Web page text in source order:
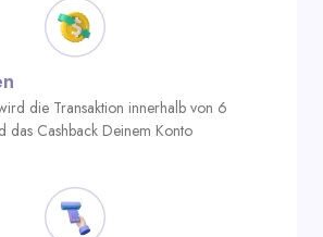
die Transaktion innerhalb von 6
das Cashback Deinem Konto